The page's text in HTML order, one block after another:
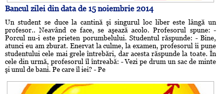
Bancul zilei din data de 15 noiembrie 2014
Un student se duce la cantină şi singurul loc liber este lângă un
profesor.. Neavând ce face, se aşează acolo. Profesorul spune: -
Porcul nu-i este prieten porumbelului. Studentul răspunde: - Bine,
atunci eu am zburat. Enervat la culme, la examen, profesorul îi pune
studentului cele mai grele întrebări, dar acesta răspunde la toate. În
cele din urmă, profesorul îl întreabă: - Vezi pe drum un sac de minte
şi unul de bani. Pe care îl iei? - Pe